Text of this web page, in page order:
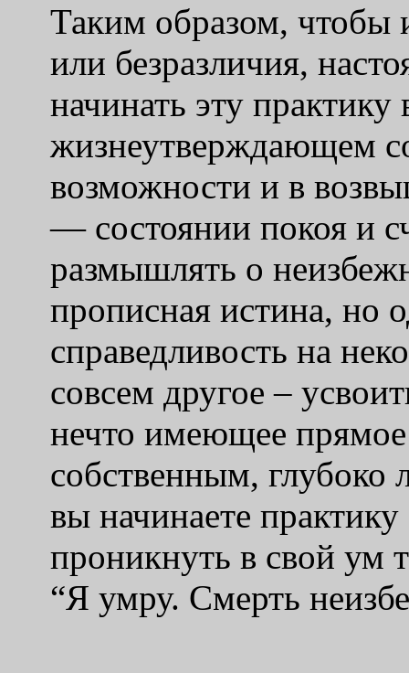
Таким образом, чтобы
или безразличия,
начинать эту
жизнеутверждающем
возможности и в
— состоянии покоя и
размышлять о
прописная истина, но
справедливость на
совсем другое –
нечто имеющее
собственным,
вы начинаете практику
проникнуть в свой ум
“Я умру. Смерть